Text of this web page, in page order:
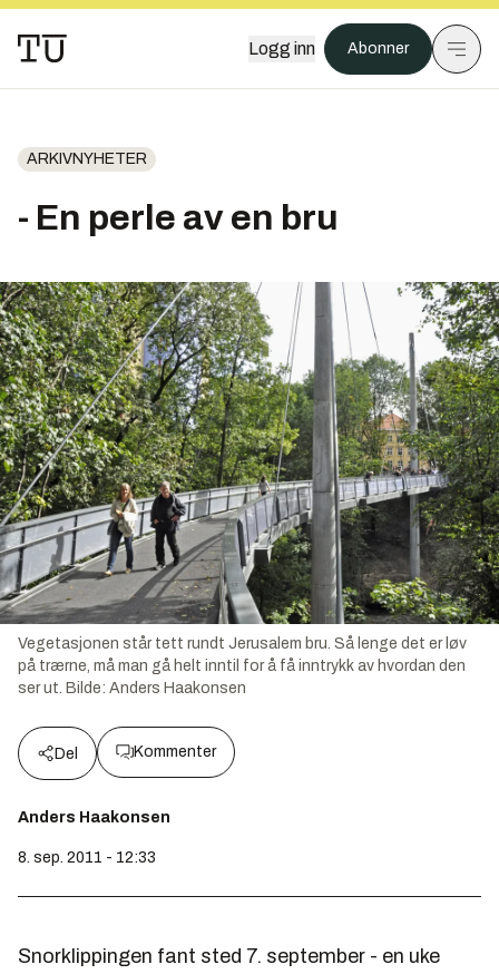
Logg inn Abonner
ARKIVNYHETER
- En perle av en bru
Vegetasjonen står tett rundt Jerusalem bru. Så lenge det er løv
på trærne, må man gå helt inntil for å få inntrykk av hvordan den
ser ut. Bilde: Anders Haakonsen
Del Kommenter
Anders Haakonsen
8. sep. 2011 - 12:33
Snorklippingen fant sted 7. september - en uke